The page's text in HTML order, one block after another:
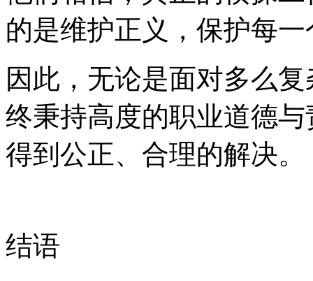
的是维护正义，保护每
因此，无论是面对多么
终秉持高度的职业道德
得到公正、合理的解决。
结语